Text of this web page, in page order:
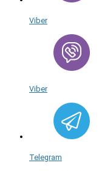
Viber
Viber
Telegram